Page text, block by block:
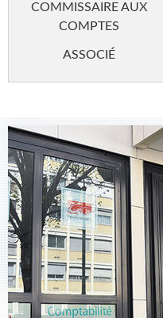
COMMISSAIRE AUX
COMPTES
ASSOCIÉ